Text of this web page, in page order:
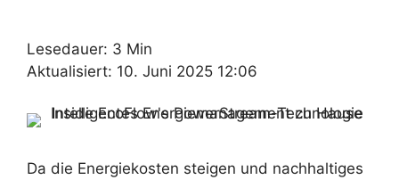
Lesedauer: 3 Min
Aktualisiert: 10. Juni 2025 12:06
Da die Energiekosten steigen und nachhaltiges